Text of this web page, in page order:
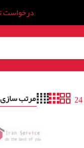
درخواست
24